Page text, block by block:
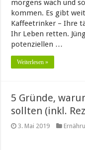
morgens wach und
kommen. Es gibt
Kaffeetrinker – Ihre
Ihr Leben retten.
potenziellen …
Weiterlesen »
5 Gründe,
sollten (inkl.
3. Mai 2019